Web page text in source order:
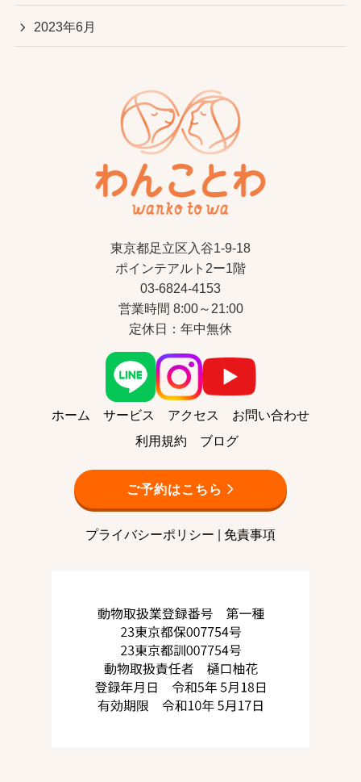
2023年6月
東京都足立区入谷1-9-18
ポインテアルト2ー1階
03-6824-4153
営業時間 8:00～21:00
定休日：年中無休
ホーム サービス アクセス
お問い合わせ
利用規約
ブログ
ご予約はこちら
プライバシーポリシー | 免責事項